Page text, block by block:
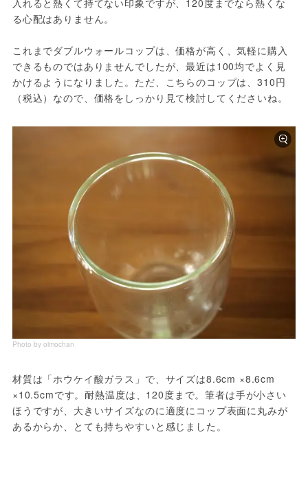
入れると熱くて持てない印象ですが、120度までなら熱くな
る心配はありません。
これまでダブルウォールコップは、価格が高く、気軽に購入
できるものではありませんでしたが、最近は100均でよく見
かけるようになりました。ただ、こちらのコップは、310円
（税込）なので、価格をしっかり見て検討してくださいね。
Photo by oimochan
材質は「ホウケイ酸ガラス」で、サイズは8.6cm ×8.6cm
×10.5cmです。耐熱温度は、120度まで。筆者は手が小さい
ほうですが、大きいサイズなのに適度にコップ表面に丸みが
あるからか、とても持ちやすいと感じました。